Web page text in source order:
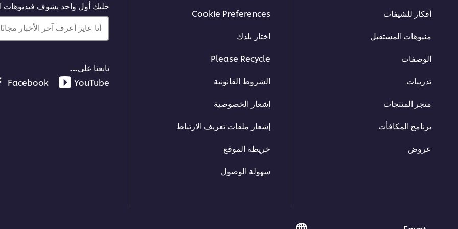
أفكار للشيفات
منيوهات المستقبل
الوصفات
تدريبات
متجر المنتجات
برنامج المكافأت
عروض
Cookie Preferences
اختار بلدك
Please Recycle
الشروط القانونية
إشعار الخصوصية
إشعار ملفات تعريف الارتباط
خريطة الموقع
سهولة الوصول
حليك أول واحد يشوف فيديوهات
أنا عايز أعرف آخر الأخبار
تابعنا على...
YouTube
Facebook